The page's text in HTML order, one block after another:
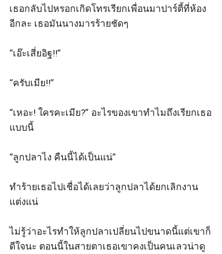
เธอกลับไปหรอกเกิดโทรเรียกเพื่อนมาปาร์ตี้ที่ห้อง
อีกละ เธอมันนางมารร้ายชัดๆ
“เอ๊ะเสี่ยอิฐ!!”
“ครับเมีย!!”
“เหอะ! ใครคะเมีย?” อะไรของเขาทำไมถึงเรียกเธอ
แบบนี้
“ลูกปลาไง คืนนี้ได้เป็นแน่”
ทำร้ายเธอไปเชื่อได้เลยว่าลูกปลาได้ยกเลิกงาน
แต่งแน่
ไม่รู้ว่าอะไรทำให้ลูกปลาเปลี่ยนไปขนาดนี้แต่เขาก็
ดีใจนะ ตอนนี้ในสายตาเธอเขาคงเป็นคนเลวน่าดู